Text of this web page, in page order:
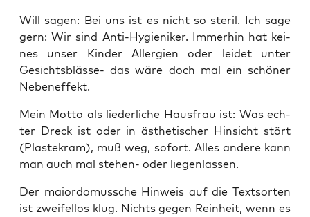
Will sagen: Bei uns ist es nicht so ste­ril. Ich sage
gern: Wir sind Anti-Hygie­ni­ker. Immer­hin hat kei­
nes unser Kin­der All­er­gien oder lei­det unter
Gesichts­bläs­se- das wäre doch mal ein schö­ner
Nebeneffekt.
Mein Mot­to als lie­der­li­che Haus­frau ist: Was ech­
ter Dreck ist oder in ästhe­ti­scher Hin­sicht stört
(Plas­te­kram), muß weg, sofort. Alles ande­re kann
man auch mal ste­hen- oder liegenlassen.
Der mai­or­do­mus­sche Hin­weis auf die Text­sor­ten
ist zwei­fel­los klug. Nichts gegen Rein­heit, wenn es